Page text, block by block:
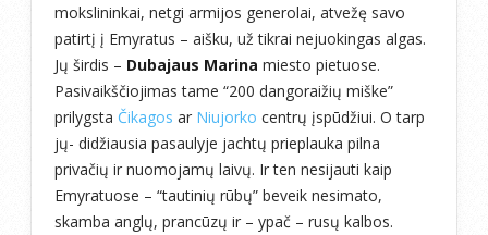
mokslininkai, netgi armijos generolai, atvežę savo
patirtį į Emyratus – aišku, už tikrai nejuokingas algas.
Jų širdis – Dubajaus Marina miesto pietuose.
Pasivaikščiojimas tame “200 dangoraižių miške”
prilygsta Čikagos ar Niujorko centrų įspūdžiui. O tarp
jų- didžiausia pasaulyje jachtų prieplauka pilna
privačių ir nuomojamų laivų. Ir ten nesijauti kaip
Emyratuose – “tautinių rūbų” beveik nesimato,
skamba anglų, prancūzų ir – ypač – rusų kalbos.